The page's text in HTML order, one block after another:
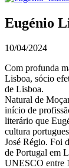
Eugénio
10/04/2024
Com profunda
Lisboa, sócio
de Lisboa.
Natural de
início de
literário que
cultura
José Régio. Foi
de Portugal em
UNESCO entre